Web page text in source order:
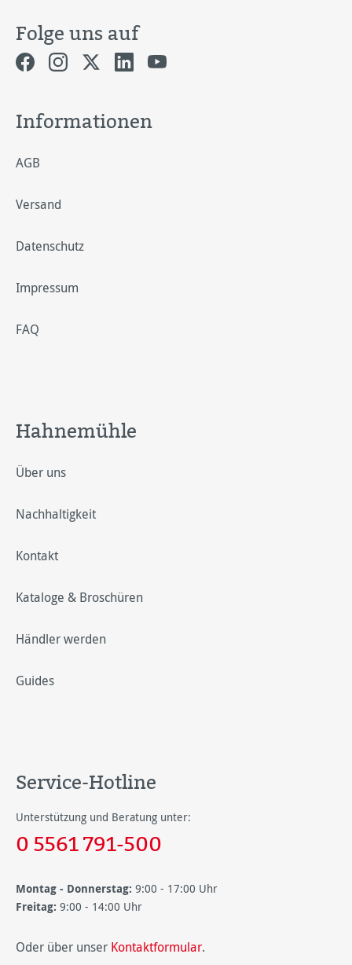
Folge uns auf
Informationen
AGB
Versand
Datenschutz
Impressum
FAQ
Hahnemühle
Über uns
Nachhaltigkeit
Kontakt
Kataloge & Broschüren
Händler werden
Guides
Service-Hotline
Unterstützung und Beratung unter:
0 5561 791-500
Montag - Donnerstag: 9:00 - 17:00 Uhr
Freitag: 9:00 - 14:00 Uhr
Oder über unser Kontaktformular.